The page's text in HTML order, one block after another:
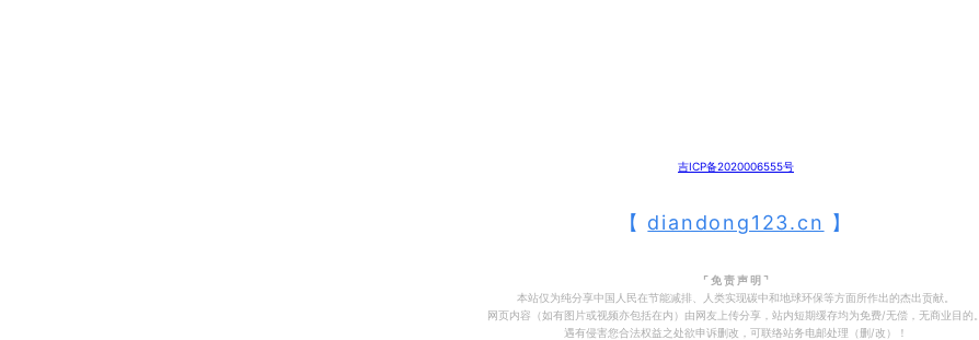
吉ICP备2020006555号
【 diandong123.cn 】
⌜ 免 责 声 明 ⌝
本站仅为纯分享中国人民在节能减排、人类实现碳中和地球环保等方面所作出的杰出贡献。
网页内容（如有图片或视频亦包括在内）由网友上传分享，站内短期缓存均为免费/无偿，无商业目的。
遇有侵害您合法权益之处欲申诉删改，可联络站务电邮处理（删/改）！